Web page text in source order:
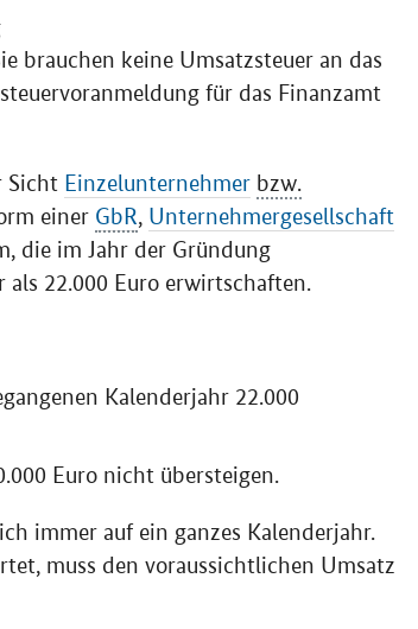
brauchen keine Umsatzsteuer an das
für das Finanzamt
Sicht Einzelunternehmer bzw.
einer GbR, Unternehmergesellschaft
die im Jahr der Gründung
22.000 Euro erwirtschaften.
Kalenderjahr 22.000
Euro nicht übersteigen.
immer auf ein ganzes Kalenderjahr.
muss den voraussichtlichen Umsatz